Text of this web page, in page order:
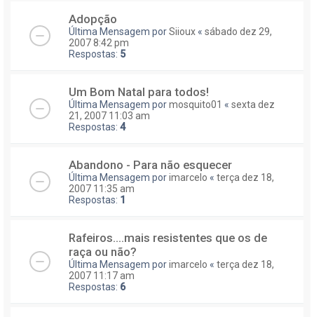
Adopção
Última Mensagem porSiioux « sábado dez 29,
2007 8:42 pm
Respostas: 5
Um Bom Natal para todos!
Última Mensagem pormosquito01 « sexta dez
21, 2007 11:03 am
Respostas: 4
Abandono - Para não esquecer
Última Mensagem porimarcelo « terça dez 18,
2007 11:35 am
Respostas: 1
Rafeiros....mais resistentes que os de
raça ou não?
Última Mensagem porimarcelo « terça dez 18,
2007 11:17 am
Respostas: 6